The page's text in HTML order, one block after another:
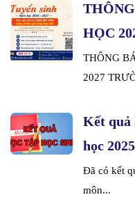
HỌC
THÔNG
2027
Kết quả
học
Đã có kết
môn...